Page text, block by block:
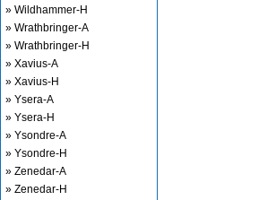
» Wildhammer-H
» Wrathbringer-A
» Wrathbringer-H
» Xavius-A
» Xavius-H
» Ysera-A
» Ysera-H
» Ysondre-A
» Ysondre-H
» Zenedar-A
» Zenedar-H